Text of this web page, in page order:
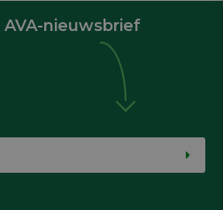
nieuwsbrief